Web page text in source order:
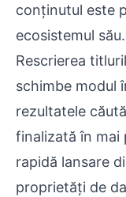
conținutul este
ecosistemul său.
Rescrierea
schimbe modul
rezultatele
finalizată în mai
rapidă lansare
proprietăți de